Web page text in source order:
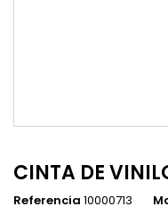
CINTA DE
Referencia 10000713